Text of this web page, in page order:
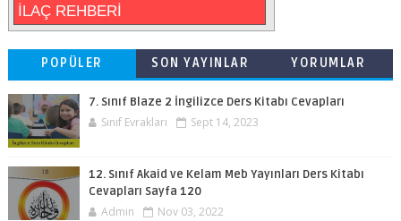
İLAÇ REHBERİ
POPÜLER SON YAYINLAR YORUMLAR
7. Sınıf Blaze 2 İngilizce Ders Kitabı Cevapları
Sınıf Evrakları Sept 14, 2023
12. Sınıf Akaid ve Kelam Meb Yayınları Ders Kitabı
Cevapları Sayfa 120
Admin Nov 03, 2022